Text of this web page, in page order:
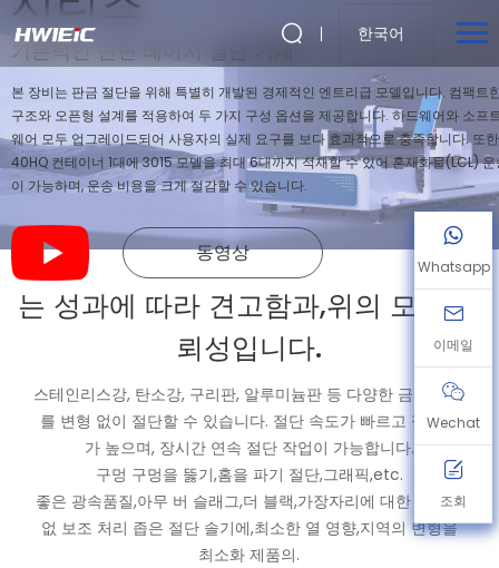
한국어
기본적인 단면 레이저 절단 기계
본 장비는 판금 절단을 위해 특별히 개발된 경제적인 엔트리급 모델입니다. 컴팩트
구조와 오픈형 설계를 적용하여 두 가지 구성 옵션을 제공합니다. 하드웨어와 소프
웨어 모두 업그레이드되어 사용자의 실제 요구를 보다 효과적으로 충족합니다. 또한
40HQ 컨테이너 1대에 3015 모델을 최대 6대까지 적재할 수 있어 혼재화물(LCL) 운
이 가능하며, 운송 비용을 크게 절감할 수 있습니다.
동영상
는 성과에 따라 견고함과,위의 모든,신
뢰성입니다.
스테인리스강, 탄소강, 구리판, 알루미늄판 등 다양한 금속 소재
를 변형 없이 절단할 수 있습니다. 절단 속도가 빠르고 정밀도
가 높으며, 장시간 연속 절단 작업이 가능합니다.
구멍 구멍을 뚫기,홈을 파기 절단,그래픽,etc.
좋은 광속품질,아무 버 슬래그,더 블랙,가장자리에 대한 필요가
없 보조 처리 좁은 절단 솔기에,최소한 열 영향,지역의 변형을
최소화 제품의.
Whatsapp
이메일
Wechat
조회